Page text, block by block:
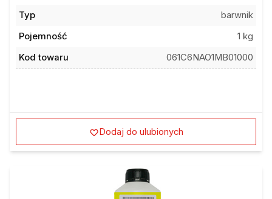
Typ
barwnik
Pojemność
1 kg
Kod towaru
061C6NAO1MB01000
Dodaj do ulubionych